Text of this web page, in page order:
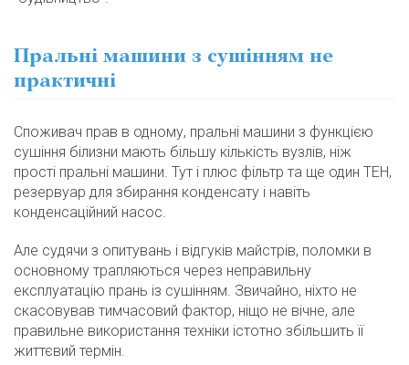
Пральні машини з сушінням не
практичні
Споживач прав в одному, пральні машини з функцією
сушіння білизни мають більшу кількість вузлів, ніж
прості пральні машини. Тут і плюс фільтр та ще один ТЕН,
резервуар для збирання конденсату і навіть
конденсаційний насос.
Але судячи з опитувань і відгуків майстрів, поломки в
основному трапляються через неправильну
експлуатацію прань із сушінням. Звичайно, ніхто не
скасовував тимчасовий фактор, ніщо не вічне, але
правильне використання техніки істотно збільшить її
життєвий термін.